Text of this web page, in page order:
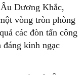
Dương Khắc,
vòng tròn phòng
các đòn tấn công
đáng kinh ngạc